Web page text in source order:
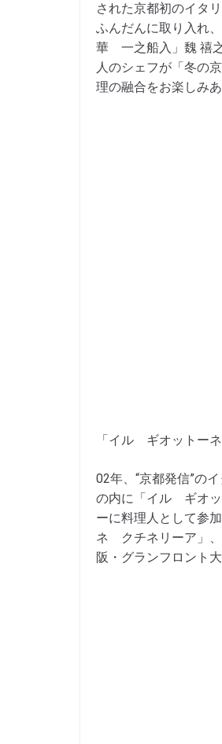
された京都初のイタ
ふんだんに取り入れ
華 一之船入」魏 禧
人のシェフが「冬の
理の融合をお楽しみあ
「イル ギオット
02年、“京都発信”の
の内に「イル ギオッ
ーに料理人として参
ネ クチネリーア」
阪・グランフロント